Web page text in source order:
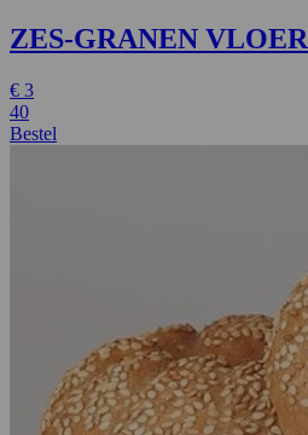
ZES-GRANEN VLOER
€ 3
40
Bestel